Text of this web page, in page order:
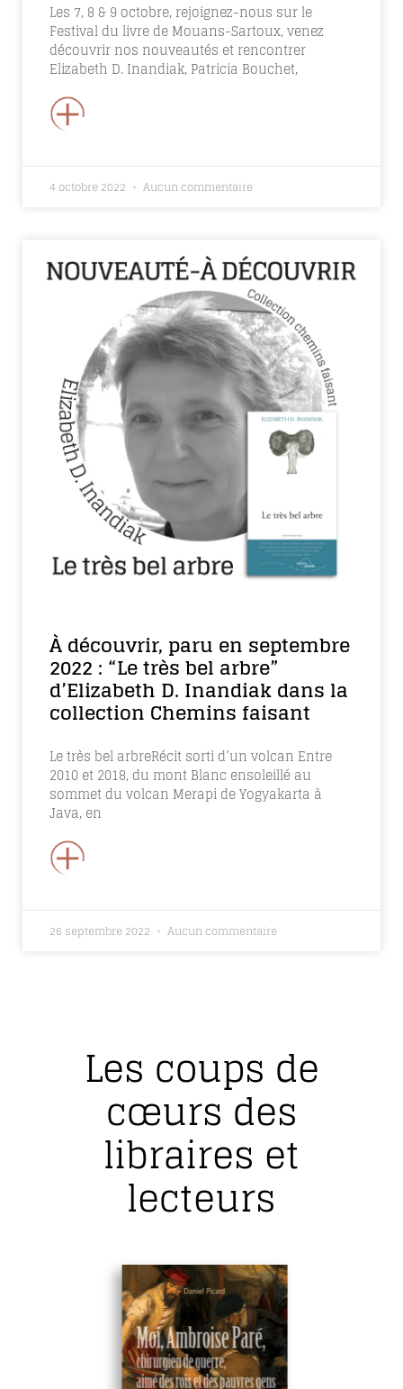
Les 7, 8 & 9 octobre, rejoignez-nous sur le
Festival du livre de Mouans-Sartoux, venez
découvrir nos nouveautés et rencontrer
Elizabeth D. Inandiak, Patricia Bouchet,
+
4 octobre 2022 Aucun commentaire
À découvrir, paru en septembre
2022 : “Le très bel arbre”
d’Elizabeth D. Inandiak dans la
collection Chemins faisant
Le très bel arbreRécit sorti d’un volcan Entre
2010 et 2018, du mont Blanc ensoleillé au
sommet du volcan Merapi de Yogyakarta à
Java, en
+
26 septembre 2022 Aucun commentaire
Les coups de
cœurs des
libraires et
lecteurs